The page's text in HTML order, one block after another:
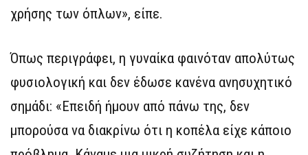
χρήσης των όπλων», είπε.
Όπως περιγράφει, η γυναίκα φαινόταν απολύτως
φυσιολογική και δεν έδωσε κανένα ανησυχητικό
σημάδι: «Επειδή ήμουν από πάνω της, δεν
μπορούσα να διακρίνω ότι η κοπέλα είχε κάποιο